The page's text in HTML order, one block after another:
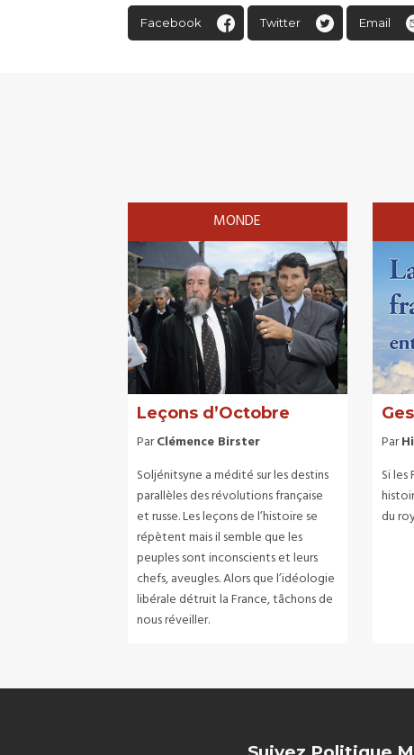
Facebook Twitter Email
MONDE
Leçons d’Octobre
ParClémence Birster
Soljénitsyne a médité sur les destins
parallèles des révolutions française
et russe. Les leçons de l’histoire se
répètent mais il semble que les
peuples sont inconscients et leurs
chefs, aveugles. Alors que l’idéologie
libérale détruit la France, tâchons de
nous réveiller.
Par
Si les
du